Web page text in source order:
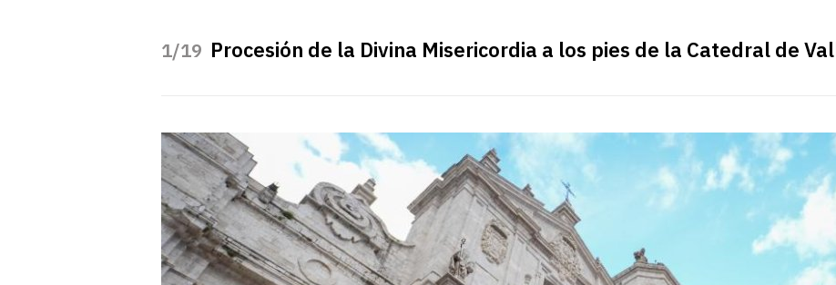
/19 Procesión de la Divina Misericordia a los pies de la Catedral de